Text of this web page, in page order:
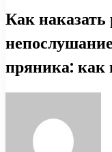
Как наказать
пряника: как